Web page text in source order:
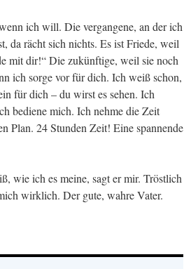
ich will. Die vergangene, an der ich
da rächt sich nichts. Es ist Friede, weil
mit dir!“ Die zukünftige, weil sie noch
ich sorge vor für dich. Ich weiß schon,
für dich – du wirst es sehen. Ich
bediene mich. Ich nehme die Zeit
Plan. 24 Stunden Zeit! Eine spannende
wie ich es meine, sagt er mir. Tröstlich
wirklich. Der gute, wahre Vater.